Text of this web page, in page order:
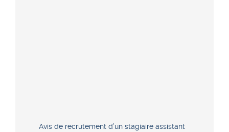
Avis de recrutement d’un stagiaire assistant